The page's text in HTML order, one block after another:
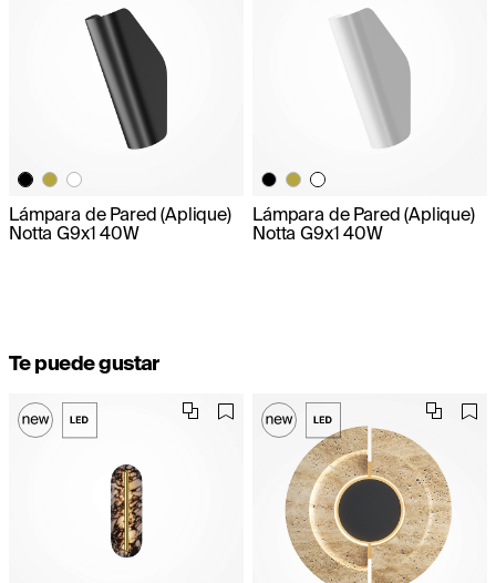
Lámpara de Pared (Aplique)
Notta G9x1 40W
Lámpara de Pared (Aplique)
Notta G9x1 40W
Te puede gustar